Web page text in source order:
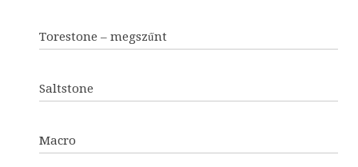
Torestone – megszűnt
Saltstone
Macro